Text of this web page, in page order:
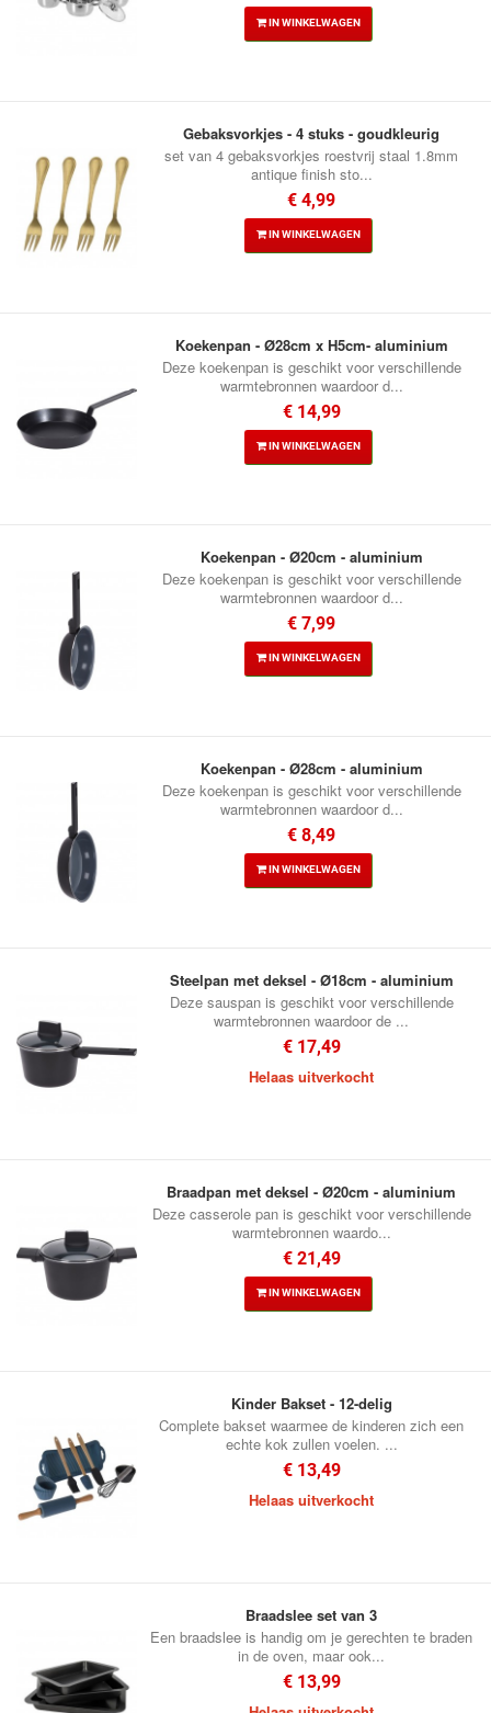
IN WINKELWAGEN
Gebaksvorkjes - 4 stuks - goudkleurig
set van 4 gebaksvorkjes roestvrij staal 1.8mm
antique finish sto...
€ 4,99
IN WINKELWAGEN
Koekenpan - Ø28cm x H5cm- aluminium
Deze koekenpan is geschikt voor verschillende
warmtebronnen waardoor d...
€ 14,99
IN WINKELWAGEN
Koekenpan - Ø20cm - aluminium
Deze koekenpan is geschikt voor verschillende
warmtebronnen waardoor d...
€ 7,99
IN WINKELWAGEN
Koekenpan - Ø28cm - aluminium
Deze koekenpan is geschikt voor verschillende
warmtebronnen waardoor d...
€ 8,49
IN WINKELWAGEN
Steelpan met deksel - Ø18cm - aluminium
Deze sauspan is geschikt voor verschillende
warmtebronnen waardoor de ...
€ 17,49
Helaas uitverkocht
Braadpan met deksel - Ø20cm - aluminium
Deze casserole pan is geschikt voor verschillende
warmtebronnen waardo...
€ 21,49
IN WINKELWAGEN
Kinder Bakset - 12-delig
Complete bakset waarmee de kinderen zich een
echte kok zullen voelen. ...
€ 13,49
Helaas uitverkocht
Braadslee set van 3
Een braadslee is handig om je gerechten te braden
in de oven, maar ook...
€ 13,99